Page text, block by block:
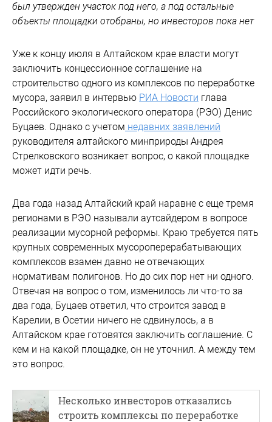
был утвержден участок под него, а под остальные
объекты площадки отобраны, но инвесторов пока нет
Уже к концу июля в Алтайском крае власти могут
заключить концессионное соглашение на
строительство одного из комплексов по переработке
мусора, заявил в интервью РИА Новости глава
Российского экологического оператора (РЭО) Денис
Буцаев. Однако с учетом недавних заявлений
руководителя алтайского минприроды Андрея
Стрелковского возникает вопрос, о какой площадке
может идти речь.
Два года назад Алтайский край наравне с еще тремя
регионами в РЭО называли аутсайдером в вопросе
реализации мусорной реформы. Краю требуется пять
крупных современных мусороперерабатывающих
комплексов взамен давно не отвечающих
нормативам полигонов. Но до сих пор нет ни одного.
Отвечая на вопрос о том, изменилось ли что-то за
два года, Буцаев ответил, что строится завод в
Карелии, в Осетии ничего не сдвинулось, а в
Алтайском крае готовятся заключить соглашение. С
кем и на какой площадке, он не уточнил. А между тем
это вопрос.
Несколько инвесторов отказались
строить комплексы по переработке